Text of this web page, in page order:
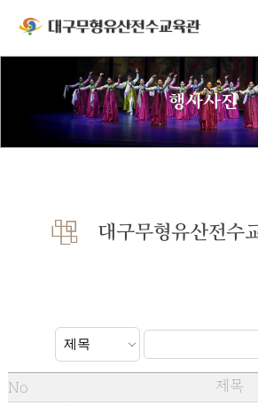
행사사진
대구무형유산전수
No 제목